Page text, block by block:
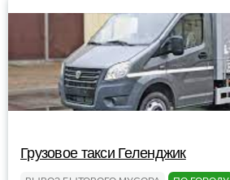
Грузовое такси Геленджик